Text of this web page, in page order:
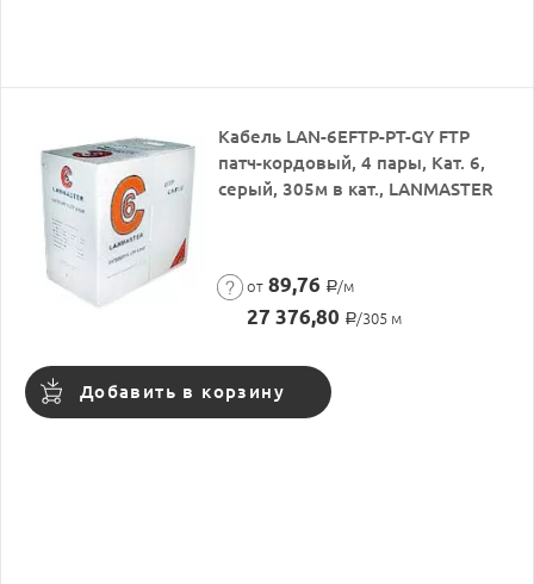
Кабель LAN-6EFTP-PT-GY FTP
патч-кордовый, 4 пары, Кат. 6,
серый, 305м в кат., LANMASTER
от 89,76 Р/м
27 376,80 Р/305 м
Добавить в корзину